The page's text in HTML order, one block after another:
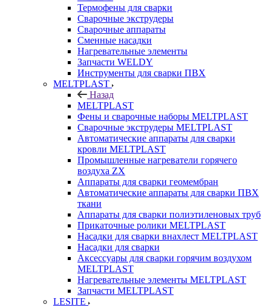
Термофены для сварки
Сварочные экструдеры
Сварочные аппараты
Сменные насадки
Нагревательные элементы
Запчасти WELDY
Инструменты для сварки ПВХ
MELTPLAST
Назад
MELTPLAST
Фены и сварочные наборы MELTPLAST
Сварочные экструдеры MELTPLAST
Автоматические аппараты для сварки
кровли MELTPLAST
Промышленные нагреватели горячего
воздуха ZX
Аппараты для сварки геомембран
Автоматические аппараты для сварки ПВХ
ткани
Аппараты для сварки полиэтиленовых труб
Прикаточные ролики MELTPLAST
Насадки для сварки внахлест MELTPLAST
Насадки для сварки
Аксессуары для сварки горячим воздухом
MELTPLAST
Нагревательные элементы MELTPLAST
Запчасти MELTPLAST
LESITE